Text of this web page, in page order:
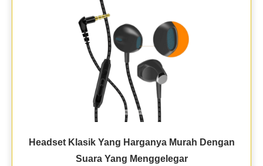
Headset Klasik Yang Harganya Murah Dengan
Suara Yang Menggelegar